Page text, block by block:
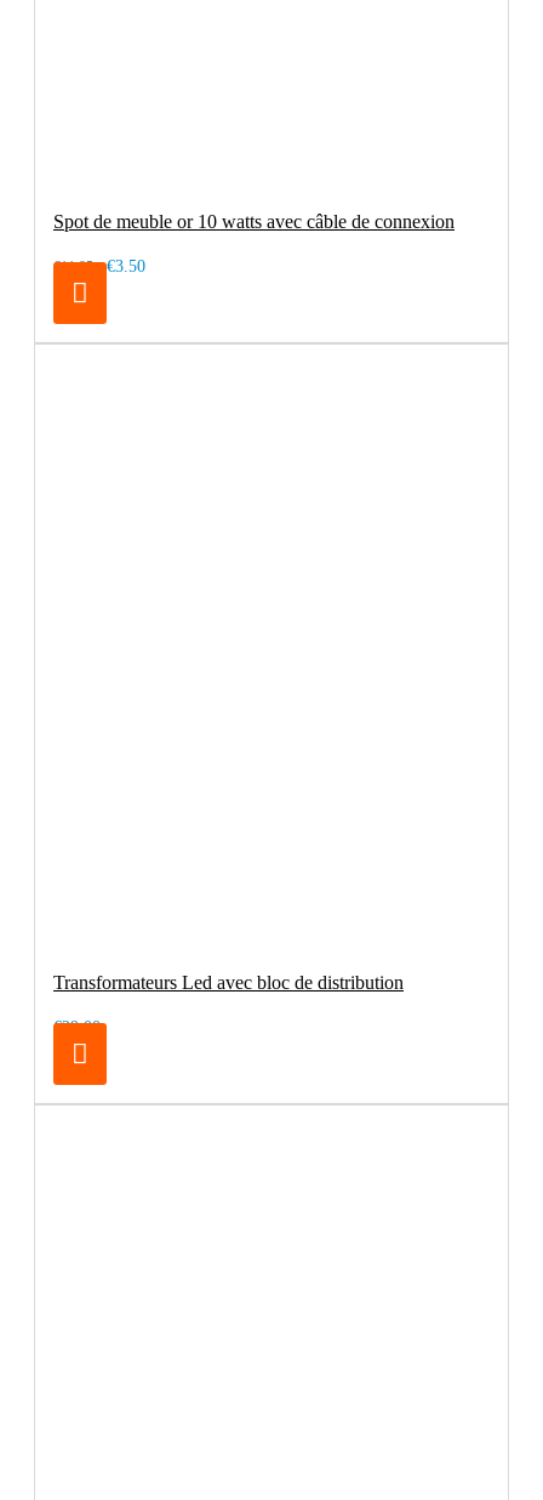
Spot de meuble or 10 watts avec câble de connexion
€11.95 €3.50
Transformateurs Led avec bloc de distribution
€29.00